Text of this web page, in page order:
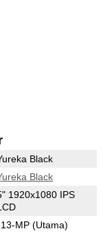
Black
Black
1920x1080 IPS
13-MP (Utama)